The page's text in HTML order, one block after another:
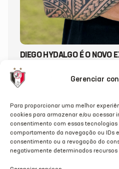
Gerenciar
Para proporcionar uma melhor
cookies para armazenar e/ou acessar
consentimento com essas
comportamento da navegação ou IDs
consentimento ou a revogação do
negativamente determinados recursos
DIEGO HYDALGO É O NOVO
FUTEBOL DO JEC
20/07/2026